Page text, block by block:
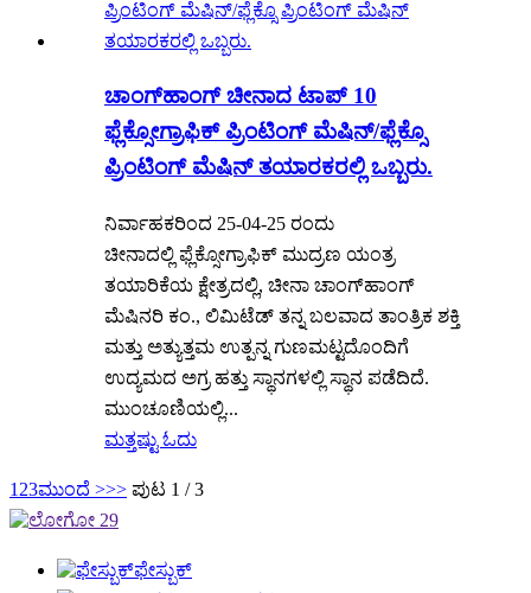
ಚಾಂಗ್‌ಹಾಂಗ್ ಚೀನಾದ ಟಾಪ್ 10
ಫ್ಲೆಕ್ಸೋಗ್ರಾಫಿಕ್ ಪ್ರಿಂಟಿಂಗ್ ಮೆಷಿನ್/ಫ್ಲೆಕ್ಸೊ
ಪ್ರಿಂಟಿಂಗ್ ಮೆಷಿನ್ ತಯಾರಕರಲ್ಲಿ ಒಬ್ಬರು.
ನಿರ್ವಾಹಕರಿಂದ 25-04-25 ರಂದು
ಚೀನಾದಲ್ಲಿ ಫ್ಲೆಕ್ಸೋಗ್ರಾಫಿಕ್ ಮುದ್ರಣ ಯಂತ್ರ
ತಯಾರಿಕೆಯ ಕ್ಷೇತ್ರದಲ್ಲಿ, ಚೀನಾ ಚಾಂಗ್‌ಹಾಂಗ್
ಮೆಷಿನರಿ ಕಂ., ಲಿಮಿಟೆಡ್ ತನ್ನ ಬಲವಾದ ತಾಂತ್ರಿಕ ಶಕ್ತಿ
ಮತ್ತು ಅತ್ಯುತ್ತಮ ಉತ್ಪನ್ನ ಗುಣಮಟ್ಟದೊಂದಿಗೆ
ಉದ್ಯಮದ ಅಗ್ರ ಹತ್ತು ಸ್ಥಾನಗಳಲ್ಲಿ ಸ್ಥಾನ ಪಡೆದಿದೆ.
ಮುಂಚೂಣಿಯಲ್ಲಿ...
ಮತ್ತಷ್ಟು ಓದು
1 23ಮುಂದೆ >>> ಪುಟ 1 / 3
ಫೇಸ್ಬುಕ್